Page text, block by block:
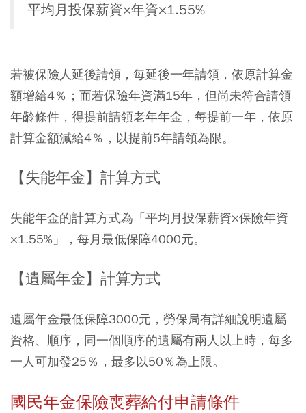
平均月投保薪資×年資×1.55%
若被保險人延後請領，每延後一年請領，依原計算金
額增給4％；而若保險年資滿15年，但尚未符合請領
年齡條件，得提前請領老年年金，每提前一年，依原
計算金額減給4％，以提前5年請領為限。
【失能年金】計算方式
失能年金的計算方式為「平均月投保薪資×保險年資
×1.55%」，每月最低保障4000元。
【遺屬年金】計算方式
遺屬年金最低保障3000元，勞保局有詳細說明遺屬
資格、順序，同一個順序的遺屬有兩人以上時，每多
一人可加發25％，最多以50％為上限。
國民年金保險喪葬給付申請條件